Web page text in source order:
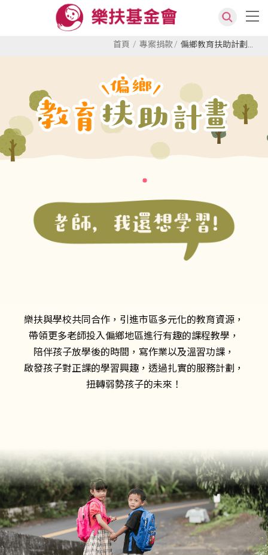
首頁 專案捐款 偏鄉教育扶助計劃...
樂扶與學校共同合作，引進市區多元化的教育資源，
帶領更多老師投入偏鄉地區進行有趣的課程教學，
陪伴孩子放學後的時間，寫作業以及溫習功課，
啟發孩子對正課的學習興趣，透過扎實的服務計劃，
扭轉弱勢孩子的未來！